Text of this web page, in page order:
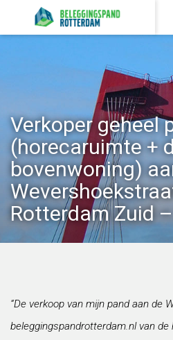
Verkoper geheel
(horecaruimte +
bovenwoning)
Rotterdam Zuid
“De verkoop van mijn pand aan de
beleggingspandrotterdam.nl van